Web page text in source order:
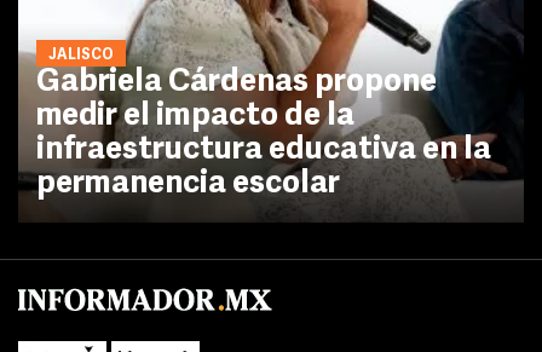
JALISCO
Gabriela Cárdenas propone
medir el impacto de la
infraestructura educativa en la
permanencia escolar